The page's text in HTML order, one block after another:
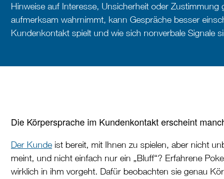
Hinweise auf Interesse, Unsicherheit oder
aufmerksam wahrnimmt, kann Gespräche besser
Kundenkontakt spielt und wie sich nonverbale Signale
Die Körpersprache im Kundenkontakt erscheint
Der Kunde ist bereit, mit Ihnen zu spielen, aber nicht
meint, und nicht einfach nur ein „Bluff“? Erfahrene
wirklich in ihm vorgeht. Dafür beobachten sie genau